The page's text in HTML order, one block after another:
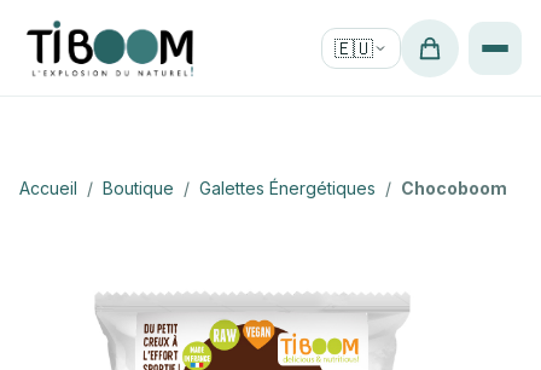
🇪🇺
Accueil / Boutique / Galettes Énergétiques / Chocoboom